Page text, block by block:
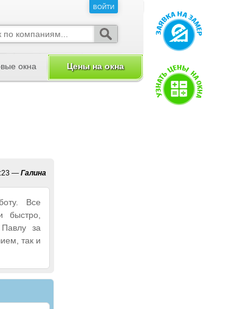
— Галина
Все
быстро,
за
так и
ВОЙТИ
окна Цены на окна
ВОЙТИ